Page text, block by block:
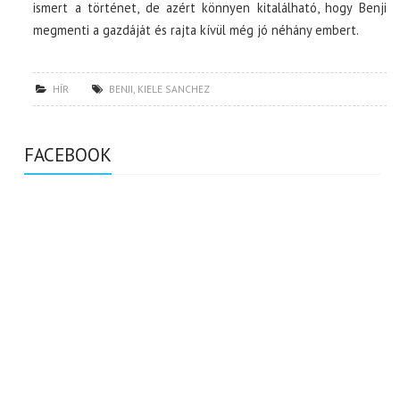
ismert a történet, de azért könnyen kitalálható, hogy Benji
megmenti a gazdáját és rajta kívül még jó néhány embert.
HÍR BENJI KIELE SANCHEZ
FACEBOOK